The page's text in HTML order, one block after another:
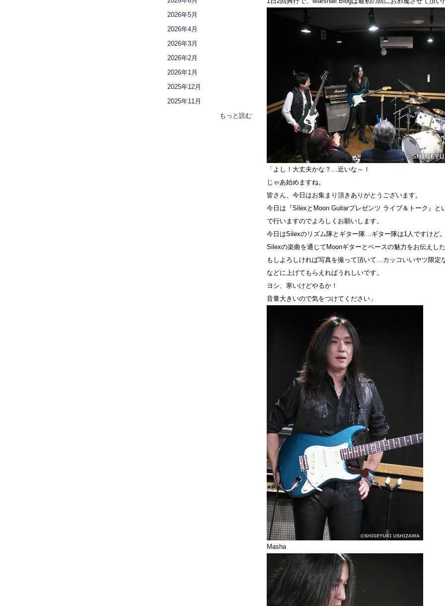
2026年5月
2026年4月
2026年3月
2026年2月
2026年1月
2025年12月
2025年11月
もっと読む
「よし！大丈夫かな？…近いな～！
じゃあ始めますね。
皆さん、今日はお集まり頂きありがとうございます。
今日は『SilexとMoon Guitarプレゼンツ ライブ＆トーク』と
で行いますのでよろしくお願いします。
今日はSilexのリズム隊とギター隊…ギター隊は1人ですけど
Silexの楽曲を通じてMoonギターとベースの魅力をお伝えし
もしよろしければ写真を撮って頂いて…カッコいいヤツ限定
などに上げてもらえればうれしいです。
ヨシ、寒いけどやるか！
音量大きいので気をつけてください」
Masha